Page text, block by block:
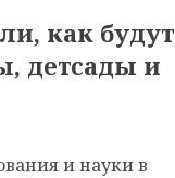
как будут
детсады и
и науки в